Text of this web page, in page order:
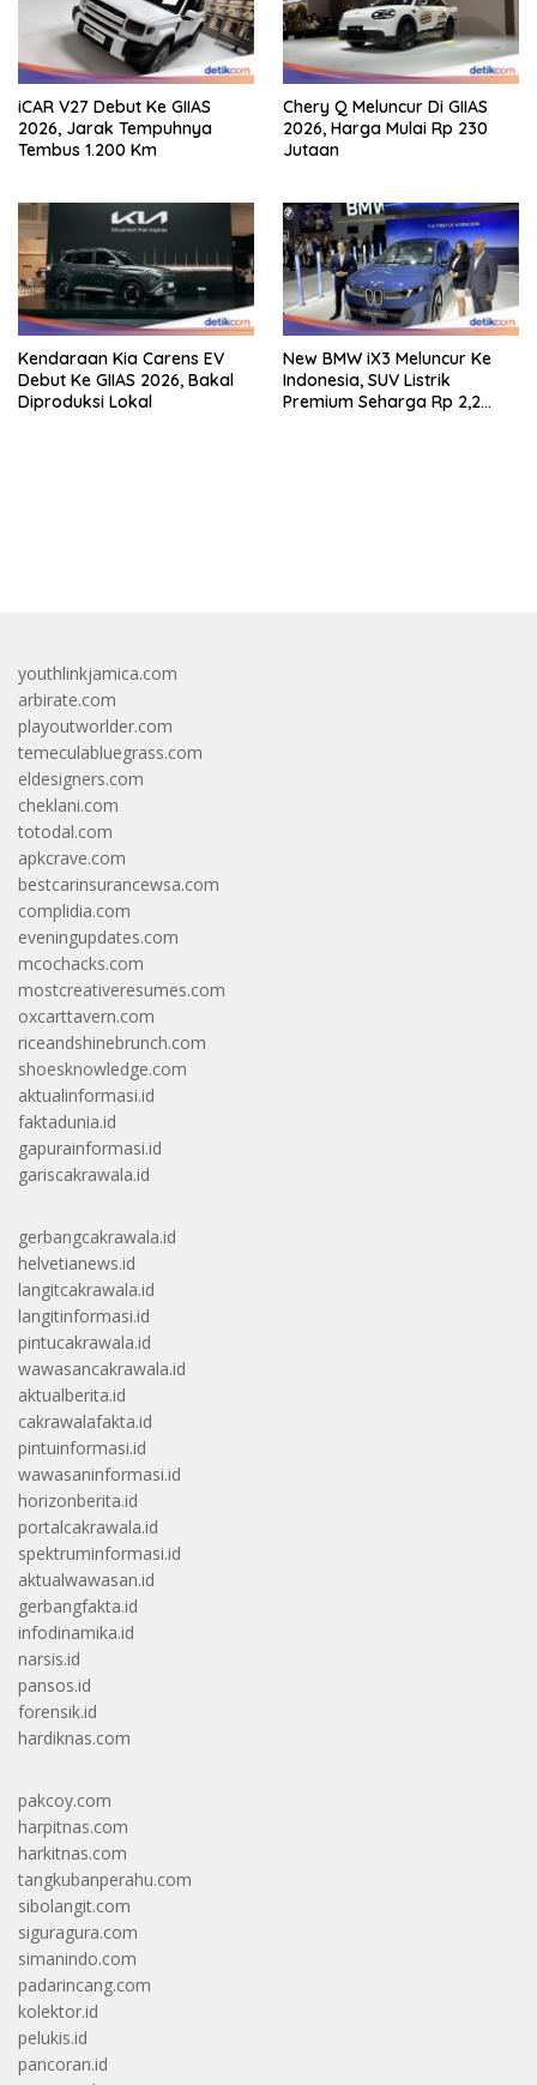
iCAR V27 Debut Ke GIIAS
2026, Jarak Tempuhnya
Tembus 1.200 Km
Chery Q Meluncur Di GIIAS
2026, Harga Mulai Rp 230
Jutaan
Kendaraan Kia Carens EV
Debut Ke GIIAS 2026, Bakal
Diproduksi Lokal
New BMW iX3 Meluncur Ke
Indonesia, SUV Listrik
Premium Seharga Rp 2,2
youthlinkjamica.com
arbirate.com
playoutworlder.com
temeculabluegrass.com
eldesigners.com
cheklani.com
totodal.com
apkcrave.com
bestcarinsurancewsa.com
complidia.com
eveningupdates.com
mcochacks.com
mostcreativeresumes.com
oxcarttavern.com
riceandshinebrunch.com
shoesknowledge.com
aktualinformasi.id
faktadunia.id
gapurainformasi.id
gariscakrawala.id
gerbangcakrawala.id
helvetianews.id
langitcakrawala.id
langitinformasi.id
pintucakrawala.id
wawasancakrawala.id
aktualberita.id
cakrawalafakta.id
pintuinformasi.id
wawasaninformasi.id
horizonberita.id
portalcakrawala.id
spektruminformasi.id
aktualwawasan.id
gerbangfakta.id
infodinamika.id
narsis.id
pansos.id
forensik.id
hardiknas.com
pakcoy.com
harpitnas.com
harkitnas.com
tangkubanperahu.com
sibolangit.com
siguragura.com
simanindo.com
padarincang.com
kolektor.id
pelukis.id
pancoran.id